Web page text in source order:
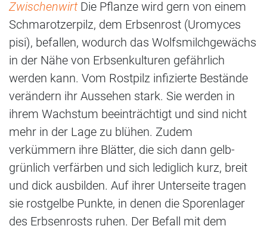
Zwischenwirt Die Pflanze wird gern von einem
Schmarotzerpilz, dem Erbsenrost (Uromyces
pisi), befallen, wodurch das Wolfsmilchgewächs
in der Nähe von Erbsenkulturen gefährlich
werden kann. Vom Rostpilz infizierte Bestände
verändern ihr Aussehen stark. Sie werden in
ihrem Wachstum beeinträchtigt und sind nicht
mehr in der Lage zu blühen. Zudem
verkümmern ihre Blätter, die sich dann gelb-
grünlich verfärben und sich lediglich kurz, breit
und dick ausbilden. Auf ihrer Unterseite tragen
sie rostgelbe Punkte, in denen die Sporenlager
des Erbsenrosts ruhen. Der Befall mit dem